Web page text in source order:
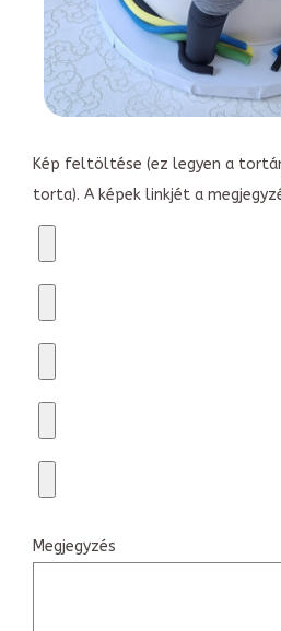
Kép feltöltése (ez legyen a
torta). A képek linkjét a
Megjegyzés